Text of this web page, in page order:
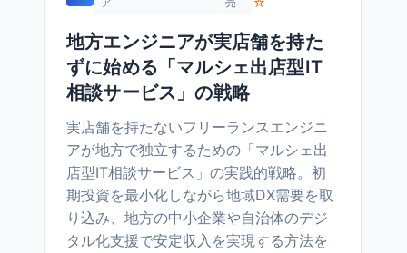
地方エンジニアが実店舗を持た
ずに始める「マルシェ出店型IT
相談サービス」の戦略
実店舗を持たないフリーランスエンジニ
アが地方で独立するための「マルシェ出
店型IT相談サービス」の実践的戦略。初
期投資を最小化しながら地域DX需要を取
り込み、地方の中小企業や自治体のデジ
タル化支援で安定収入を実現する方法を